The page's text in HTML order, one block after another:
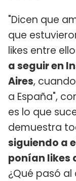
"Dicen que
que
likes entre
a seguir en
Aires,
a España",
es lo que
demuestra
siguiendo a
ponían likes
¿Qué pasó